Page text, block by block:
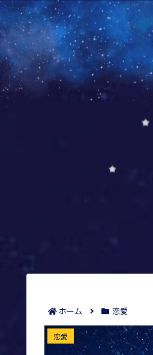
ホーム 恋愛
七夕の告白セリ
恋愛